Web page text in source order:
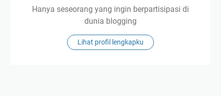
Hanya seseorang yang ingin berpartisipasi di
dunia blogging
Lihat profil lengkapku